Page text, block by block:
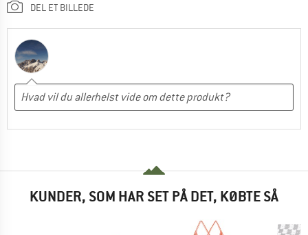
DEL ET BILLEDE
KUNDER, SOM HAR SET PÅ DET, KØBTE SÅ